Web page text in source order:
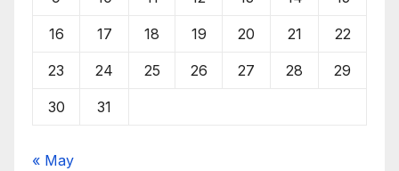
16 17 18 19 20 21 22
23 24 25 26 27 28 29
30 31
« May